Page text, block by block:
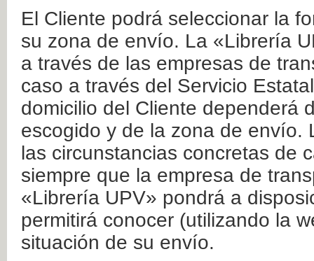
El Cliente podrá seleccionar la
su zona de envío. La «Librería
a través de las empresas de
caso a través del Servicio
domicilio del Cliente dependerá
escogido y de la zona de envío.
las circunstancias concretas de
siempre que la empresa de
«Librería UPV» pondrá a
permitirá conocer (utilizando la
situación de su envío.